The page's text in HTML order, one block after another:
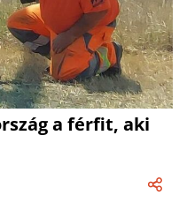
a férfit, aki